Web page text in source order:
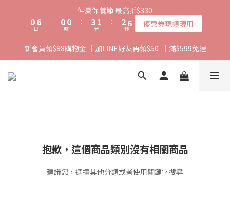
仲夏保養節 最高折$330
06
5
4
3
日
:
00
時
:
4
3
2
1
0
2
1
0
分
:
3
2
1
0
7
6
5
4
3
秒 優惠券現領現用
新會員領$88購物金 ｜加LINE好友再領$50  ｜滿$599免運
抱歉，這個商品類別沒有相關商品
建議您，選擇其他分類或者使用關鍵字搜尋